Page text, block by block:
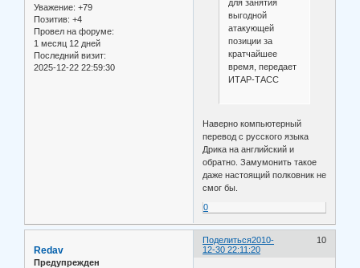
Уважение: +79
Позитив: +4
Провел на форуме:
1 месяц 12 дней
Последний визит:
2025-12-22 22:59:30
для занятия
выгодной
атакующей
позиции за
кратчайшее
время, передает
ИТАР-ТАСС
Наверно компьютерный
перевод с русского языка
Дрика на английский и
обратно. Замумонить такое
даже настоящий полковник не
смог бы.
0
Поделиться 10
2010-
12-30 22:11:20
Redav
Предупрежден